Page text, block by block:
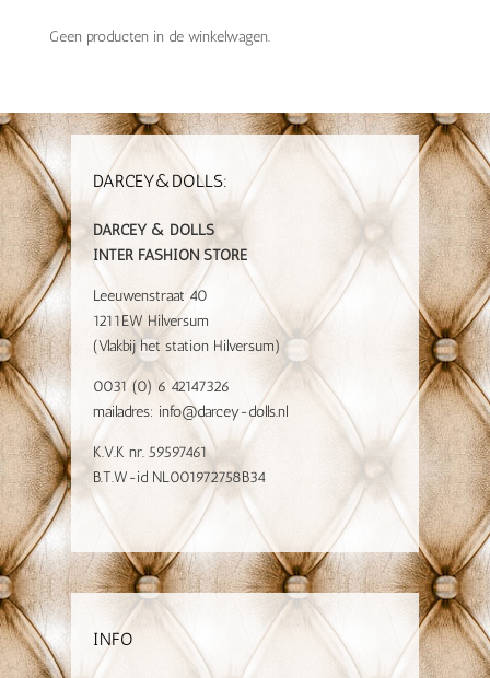
Geen producten in de winkelwagen.
DARCEY&DOLLS:
DARCEY & DOLLS
INTER FASHION STORE
Leeuwenstraat 40
1211EW Hilversum
(Vlakbij het station Hilversum)
0031 (0) 6 42147326
mailadres: info@darcey-dolls.nl
K.V.K nr. 59597461
B.T.W-id NL001972758B34
INFO